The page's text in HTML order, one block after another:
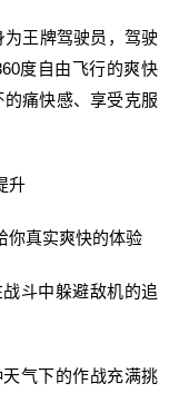
王牌驾驶员，驾驶
度自由飞行的爽快
痛快感、享受克服
升
真实爽快的体验
斗中躲避敌机的追
气下的作战充满挑